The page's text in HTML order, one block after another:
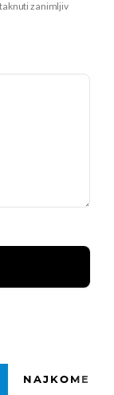
zanimljiv